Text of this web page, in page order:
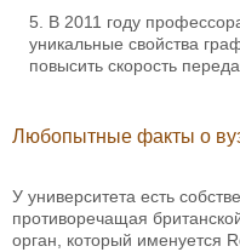
В 2011 году
уникальные свойства
повысить скорость
Любопытные факты о
У университета есть
противоречащая
орган, который именуется